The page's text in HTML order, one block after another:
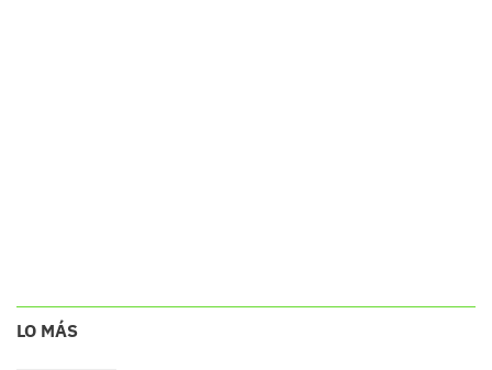
LO MÁS